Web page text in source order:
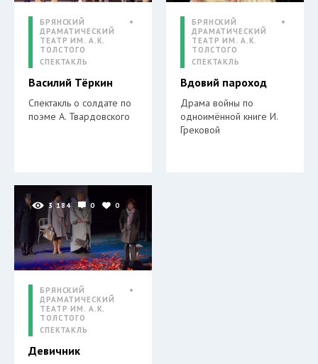
БРЯНСКИЙ
ДРАМАТИЧЕСКИЙ
ТЕАТР ИМ. А.К.
ТОЛСТОГО
СПЕКТАКЛЬ
Василий Тёркин
Спектакль о солдате по
поэме А. Твардовского
БРЯНСКИЙ
ДРАМАТИЧЕСКИЙ
ТЕАТР ИМ. А.К.
ТОЛСТОГО
СПЕКТАКЛЬ
Вдовий пароход
Драма войны по
одноимённой книге И.
Грековой
3 184 0 0
БРЯНСКИЙ
ДРАМАТИЧЕСКИЙ
ТЕАТР ИМ. А.К.
ТОЛСТОГО
СПЕКТАКЛЬ
Девичник